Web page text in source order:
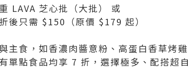
LAVA 芝心批（大批） 或
後只需 $150（原價 $179 起）
主食，如香濃肉醬意粉、高蛋白香草烤
單點食品均享 7 折，選擇極多、配搭超自